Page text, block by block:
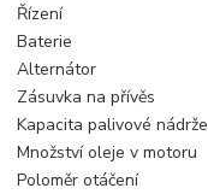
Řízení
Baterie
Alternátor
Zásuvka na přívěs
Kapacita palivové nádrže
Množství oleje v motoru
Poloměr otáčení